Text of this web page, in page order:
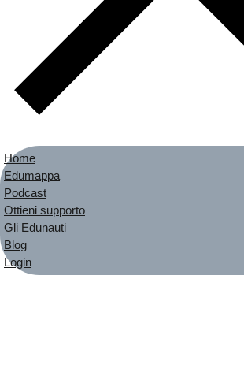
Home
Edumappa
Podcast
Ottieni supporto
Gli Edunauti
Blog
Login